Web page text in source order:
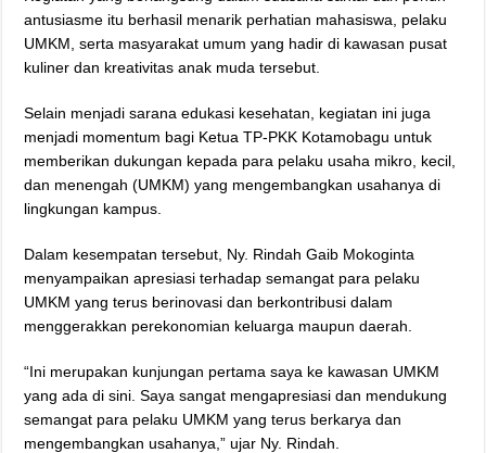
antusiasme itu berhasil menarik perhatian mahasiswa, pelaku
UMKM, serta masyarakat umum yang hadir di kawasan pusat
kuliner dan kreativitas anak muda tersebut.
Selain menjadi sarana edukasi kesehatan, kegiatan ini juga
menjadi momentum bagi Ketua TP-PKK Kotamobagu untuk
memberikan dukungan kepada para pelaku usaha mikro, kecil,
dan menengah (UMKM) yang mengembangkan usahanya di
lingkungan kampus.
Dalam kesempatan tersebut, Ny. Rindah Gaib Mokoginta
menyampaikan apresiasi terhadap semangat para pelaku
UMKM yang terus berinovasi dan berkontribusi dalam
menggerakkan perekonomian keluarga maupun daerah.
“Ini merupakan kunjungan pertama saya ke kawasan UMKM
yang ada di sini. Saya sangat mengapresiasi dan mendukung
semangat para pelaku UMKM yang terus berkarya dan
mengembangkan usahanya,” ujar Ny. Rindah.